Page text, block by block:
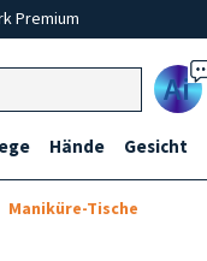
Premium
Ai
Hände Gesicht
Maniküre-Tische